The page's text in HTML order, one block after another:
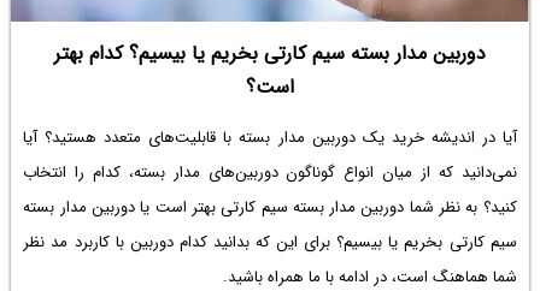
دوربین مدار بسته سیم کارتی بخریم یا بیسیم؟ کدام بهتر
است؟
آیا در اندیشه خرید یک دوربین مدار بسته با قابلیت‌های متعدد هستید؟ آیا
نمی‌دانید که از میان انواع گوناگون دوربین‌های مدار بسته، کدام را انتخاب
کنید؟ به نظر شما دوربین مدار بسته سیم کارتی بهتر است یا دوربین مدار بسته
سیم کارتی بخریم یا بیسیم؟ برای این که بدانید کدام دوربین با کاربرد مد نظر
شما هماهنگ است، در ادامه با ما همراه باشید.